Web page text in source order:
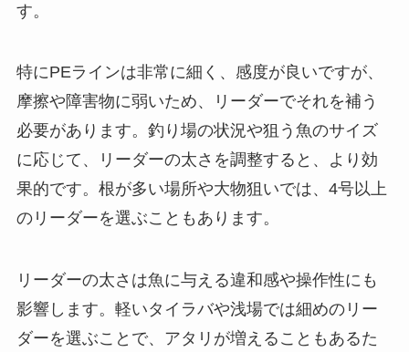
す。
特にPEラインは非常に細く、感度が良いですが、
摩擦や障害物に弱いため、リーダーでそれを補う
必要があります。釣り場の状況や狙う魚のサイズ
に応じて、リーダーの太さを調整すると、より効
果的です。根が多い場所や大物狙いでは、4号以上
のリーダーを選ぶこともあります。
リーダーの太さは魚に与える違和感や操作性にも
影響します。軽いタイラバや浅場では細めのリー
ダーを選ぶことで、アタリが増えることもあるた